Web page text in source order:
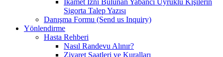
Sigorta Talep Yazısı
Danışma Formu (Send us Inquiry)
Yönlendirme
Hasta Rehberi
Nasıl Randevu Alınır?
Ziyaret Saatleri ve Kuralları